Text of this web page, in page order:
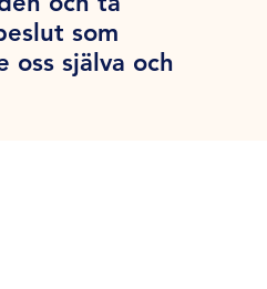
som
oss själva och